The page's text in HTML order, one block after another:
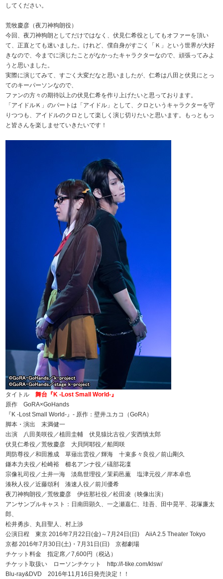
してください。
荒牧慶彦（夜刀神狗朗役）
今回、夜刀神狗朗としてだけではなく、伏見仁希役としてもオファーを頂い
て、正直とても迷いました。けれど、僕自身がすごく「Ｋ」という世界が大好
きなので、今までに演じたことがなかったキャラクターなので、頑張ってみよ
うと思いました。
実際に演じてみて、すごく大変だなと思いましたが、仁希は八田と伏見にとっ
てのキーパーソンなので、
ファンの方々の期待以上の伏見仁希を作り上げたいと思っております。
「アイドルＫ」のパートは「アイドル」として、クロというキャラクターを守
りつつも、アイドルのクロとして楽しく演じ切りたいと思います。もっともっ
と皆さんを楽しませていきたいです！
タイトル舞台『K -Lost Small World-』
原作 GoRA×GoHands
『K -Lost Small World-』- 原作：壁井ユカコ（GoRA）
脚本・演出 末満健一
出演 八田美咲役／植田圭輔 伏見猿比古役／安西慎太郎
伏見仁希役／荒牧慶彦 大貝阿耶役／船岡咲
周防尊役／和田雅成 草薙出雲役／輝海 十束多々良役／前山剛久
鎌本力夫役／松崎裕 櫛名アンナ役／礒部花凜
宗像礼司役／土井一海 淡島世理役／茉莉邑薫 塩津元役／岸本卓也
湊秋人役／近藤頌利 湊速人役／前川優希
夜刀神狗朗役／荒牧慶彦 伊佐那社役／松田凌（映像出演）
アンサンブルキャスト：日南田顕久、一之瀬嘉仁、珪吾、田中晃平、花塚廉太
郎、
松井勇歩、丸目聖人、村上渉
公演日程 東京 2016年7月22日(金)～7月24日(日) AiiA 2.5 Theater Tokyo
京都 2016年7月30日(土)・7月31日(日) 京都劇場
チケット料金 指定席／7,600円（税込）
チケット取扱い ローソンチケット http://l-tike.com/klsw/
Blu-ray&DVD 2016年11月16日発売決定！！